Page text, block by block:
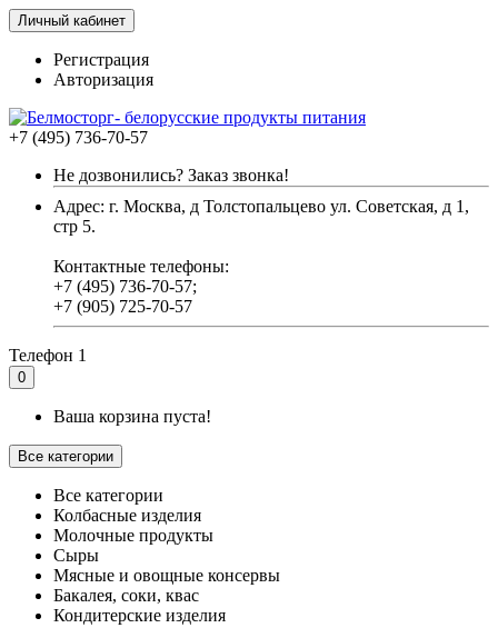
Личный кабинет
Регистрация
Авторизация
+7 (495) 736-70-57
Не дозвонились? Заказ звонка!
Адрес: г. Москва, д Толстопальцево ул. Советская, д 1,
стр 5.
Контактные телефоны:
+7 (495) 736-70-57;
+7 (905) 725-70-57
Телефон 1
0
Ваша корзина пуста!
Все категории
Все категории
Колбасные изделия
Молочные продукты
Сыры
Мясные и овощные консервы
Бакалея, соки, квас
Кондитерские изделия